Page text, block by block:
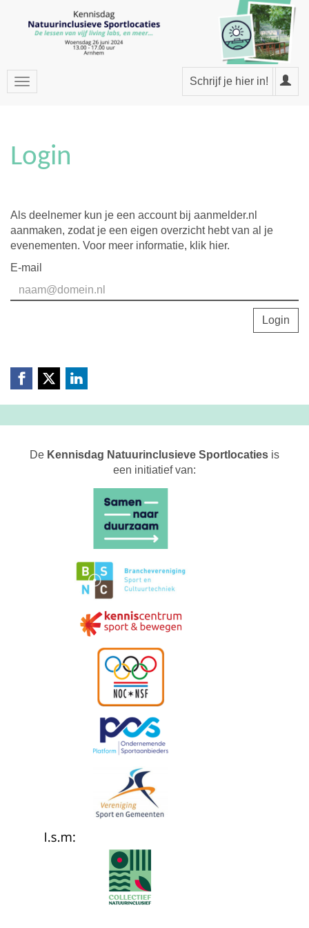
Schrijf je hier in!
Login
Als deelnemer kun je een account bij aanmelder.nl
aanmaken, zodat je een eigen overzicht hebt van al je
evenementen. Voor meer informatie, klik hier.
E-mail
Login
De Kennisdag Natuurinclusieve Sportlocaties is
een initiatief van: